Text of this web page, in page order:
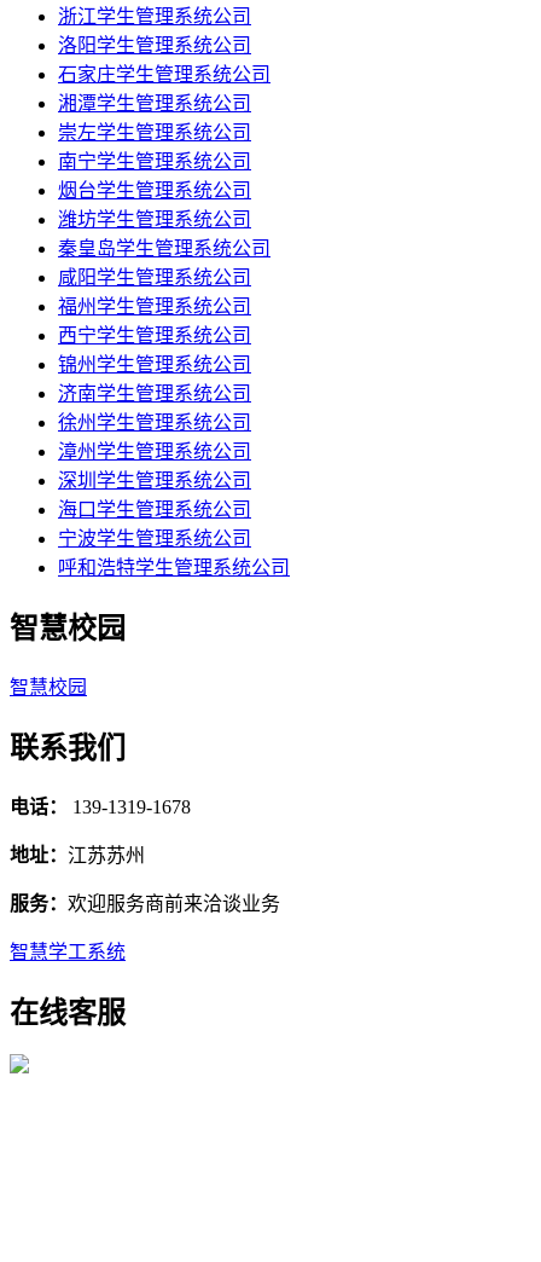
浙江学生管理系统公司
洛阳学生管理系统公司
石家庄学生管理系统公司
湘潭学生管理系统公司
崇左学生管理系统公司
南宁学生管理系统公司
烟台学生管理系统公司
潍坊学生管理系统公司
秦皇岛学生管理系统公司
咸阳学生管理系统公司
福州学生管理系统公司
西宁学生管理系统公司
锦州学生管理系统公司
济南学生管理系统公司
徐州学生管理系统公司
漳州学生管理系统公司
深圳学生管理系统公司
海口学生管理系统公司
宁波学生管理系统公司
呼和浩特学生管理系统公司
智慧校园
智慧校园
联系我们
电话： 139-1319-1678
地址： 江苏苏州
服务： 欢迎服务商前来洽谈业务
智慧学工系统
在线客服